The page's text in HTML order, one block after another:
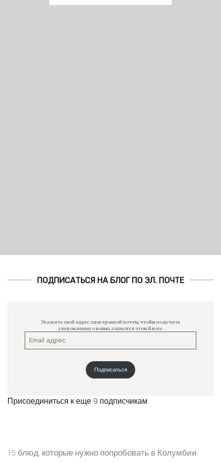
ПОДПИСАТЬСЯ НА БЛОГ ПО ЭЛ. ПОЧТЕ
Укажите свой адрес электронной почты, чтобы получать
уведомления о новых записях в этом блоге.
Подписаться
Присоединиться к еще 9 подписчикам
15 блюд, которые нужно попробовать в Колумбии